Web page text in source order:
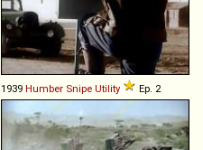
1939 Humber Snipe Utility Ep. 2